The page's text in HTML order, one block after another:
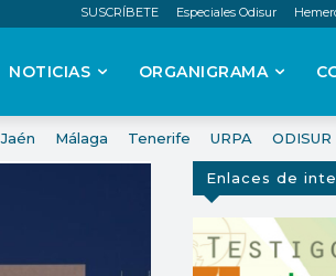
SUSCRÍBETE Especiales Odisur
NOTICIAS ORGANIGRAMA
Jaén Málaga Tenerife URPA ODISUR
Enlaces de